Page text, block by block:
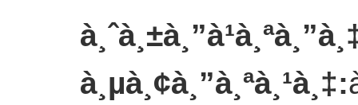
à¸µà¸¢à¸”à¸ªà¸¹à¸‡: